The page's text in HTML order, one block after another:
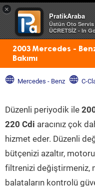
×
PratikAraba
Üstün Oto
ÜCRETSİZ - In
2003 Mercedes -
Bakımı
Mercedes - Benz C-
Düzenli periyodik ile
220 Cdi aracınız çok
hizmet eder. Düzenli
bütçenizi azaltır,
filtrenizi değiştirmeniz,
balataların kontrolü